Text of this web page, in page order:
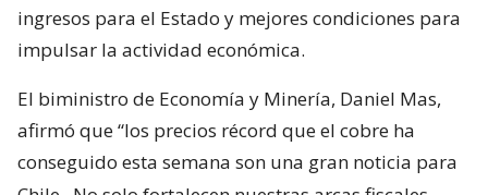
ingresos para el Estado y mejores condiciones para
impulsar la actividad económica.
El biministro de Economía y Minería, Daniel Mas,
afirmó que “los precios récord que el cobre ha
conseguido esta semana son una gran noticia para